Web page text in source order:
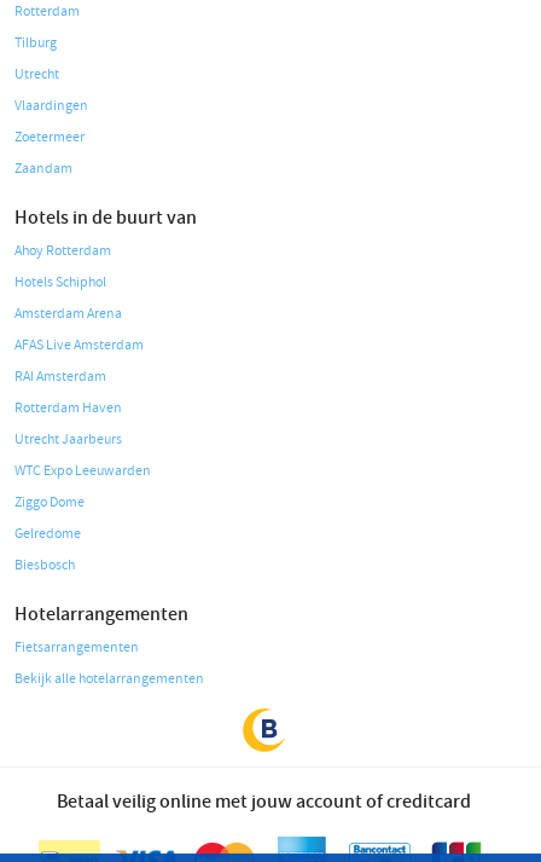
Rotterdam
Tilburg
Utrecht
Vlaardingen
Zoetermeer
Zaandam
Hotels in de buurt van
Ahoy Rotterdam
Hotels Schiphol
Amsterdam Arena
AFAS Live Amsterdam
RAI Amsterdam
Rotterdam Haven
Utrecht Jaarbeurs
WTC Expo Leeuwarden
Ziggo Dome
Gelredome
Biesbosch
Hotelarrangementen
Fietsarrangementen
Bekijk alle hotelarrangementen
Betaal veilig online met jouw account of creditcard